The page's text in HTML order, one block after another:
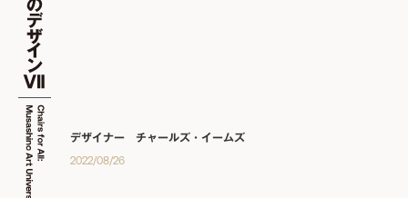
デザイナー チャールズ・イームズ
2022/08/26